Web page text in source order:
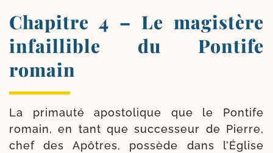
Chapitre 4 – Le magistère
infaillible du Pontife
romain
La pri­mau­té apos­to­lique que le Pontife
romain, en tant que suc­ces­seur de Pierre,
chef des Apôtres, pos­sède dans l’Église